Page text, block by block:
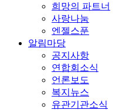
희망의 파트너
사랑나눔
엔젤스푼
알림마당
공지사항
연합회소식
언론보도
복지뉴스
유관기관소식